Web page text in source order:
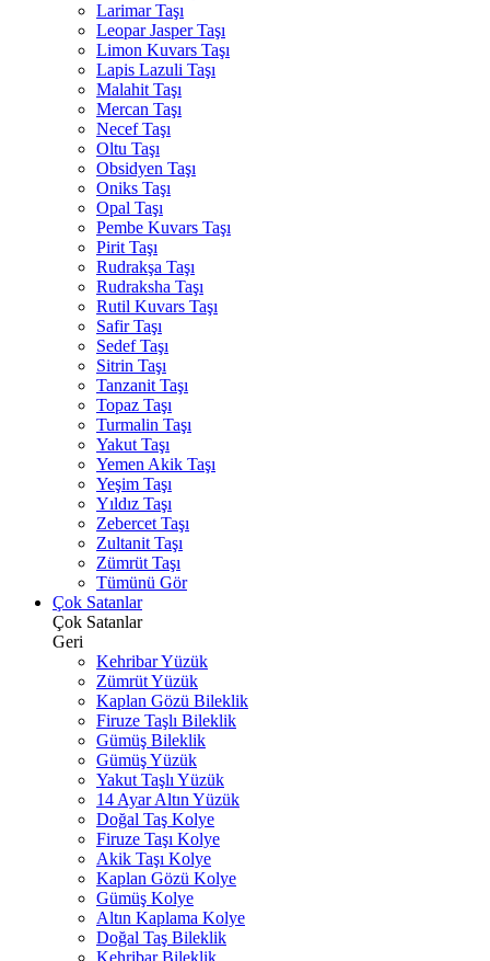
Larimar Taşı
Leopar Jasper Taşı
Limon Kuvars Taşı
Lapis Lazuli Taşı
Malahit Taşı
Mercan Taşı
Necef Taşı
Oltu Taşı
Obsidyen Taşı
Oniks Taşı
Opal Taşı
Pembe Kuvars Taşı
Pirit Taşı
Rudrakşa Taşı
Rudraksha Taşı
Rutil Kuvars Taşı
Safir Taşı
Sedef Taşı
Sitrin Taşı
Tanzanit Taşı
Topaz Taşı
Turmalin Taşı
Yakut Taşı
Yemen Akik Taşı
Yeşim Taşı
Yıldız Taşı
Zebercet Taşı
Zultanit Taşı
Zümrüt Taşı
Tümünü Gör
Çok Satanlar
Çok Satanlar
Geri
Kehribar Yüzük
Zümrüt Yüzük
Kaplan Gözü Bileklik
Firuze Taşlı Bileklik
Gümüş Bileklik
Gümüş Yüzük
Yakut Taşlı Yüzük
14 Ayar Altın Yüzük
Doğal Taş Kolye
Firuze Taşı Kolye
Akik Taşı Kolye
Kaplan Gözü Kolye
Gümüş Kolye
Altın Kaplama Kolye
Doğal Taş Bileklik
Kehribar Bileklik